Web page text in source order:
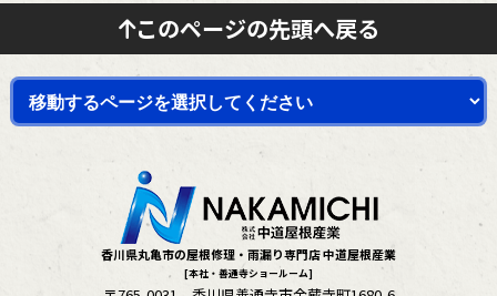
このページの先頭へ戻る
香川県丸亀市の屋根修理・雨漏り専門店 中道屋根産業
[本社・善通寺ショールーム]